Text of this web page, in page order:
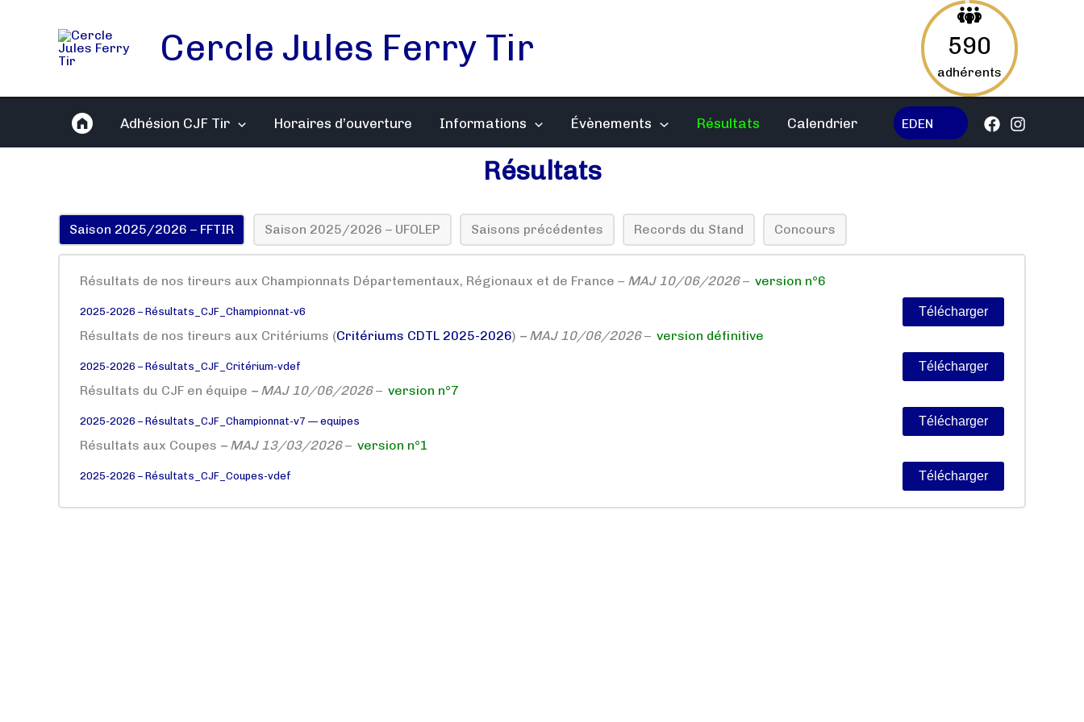
Cercle Jules Ferry Tir 590
adhérents
Adhésion CJF Tir Horaires d’ouverture Informations Évènements Résultats Calendrier EDEN
Résultats
Saison 2025/2026 – FFTIR Saison 2025/2026 – UFOLEP Saisons précédentes Records du Stand Concours
Résultats de nos tireurs aux Championnats Départementaux, Régionaux et de France – MAJ 10/06/2026– version n°6
2025-2026 – Résultats_CJF_Championnat-v6 Télécharger
Résultats de nos tireurs aux Critériums (Critériums CDTL 2025-2026) – MAJ 10/06/2026– version définitive
2025-2026 – Résultats_CJF_Critérium-vdef Télécharger
Résultats du CJF en équipe – MAJ 10/06/2026– version n°7
2025-2026 – Résultats_CJF_Championnat-v7 — equipes Télécharger
Résultats aux Coupes – MAJ 13/03/2026– version n°1
2025-2026 – Résultats_CJF_Coupes-vdef Télécharger